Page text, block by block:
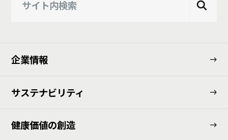
企業情報
サステナビリティ
健康価値の創造